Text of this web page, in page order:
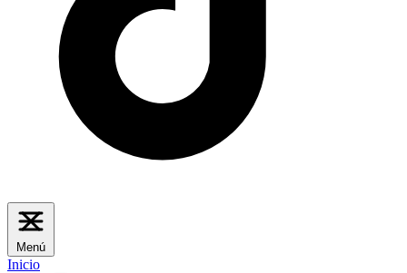
Menú
Inicio